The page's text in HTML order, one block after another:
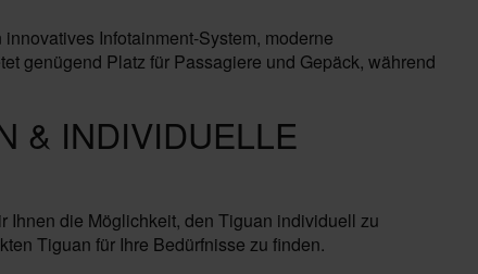
Infotainment-System, moderne
genügend Platz für Passagiere und Gepäck, während
& INDIVIDUELLE
Ihnen die Möglichkeit, den Tiguan individuell zu
Tiguan für Ihre Bedürfnisse zu finden.